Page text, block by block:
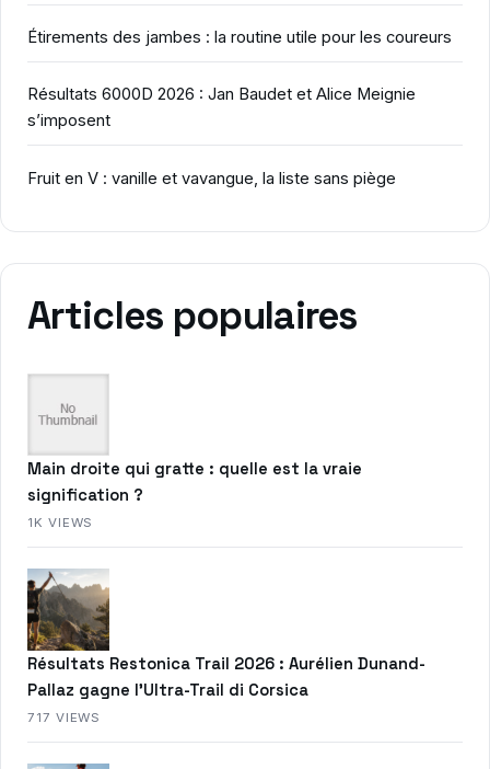
Étirements des jambes : la routine utile pour les coureurs
Résultats 6000D 2026 : Jan Baudet et Alice Meignie
s’imposent
Fruit en V : vanille et vavangue, la liste sans piège
Articles populaires
Main droite qui gratte : quelle est la vraie
signification ?
1K VIEWS
Résultats Restonica Trail 2026 : Aurélien Dunand-
Pallaz gagne l’Ultra-Trail di Corsica
717 VIEWS